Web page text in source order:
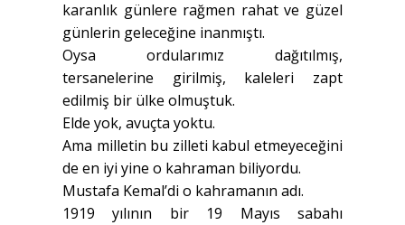
karanlık günlere rağmen rahat ve güzel
günlerin geleceğine inanmıştı.
Oysa ordularımız dağıtılmış,
tersanelerine girilmiş, kaleleri zapt
edilmiş bir ülke olmuştuk.
Elde yok, avuçta yoktu.
Ama milletin bu zilleti kabul etmeyeceğini
de en iyi yine o kahraman biliyordu.
Mustafa Kemal’di o kahramanın adı.
1919 yılının bir 19 Mayıs sabahı